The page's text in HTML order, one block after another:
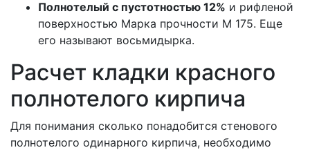
Полнотелый с пустотностью 12% и рифленой
поверхностью Марка прочности М 175. Еще
его называют восьмидырка.
Расчет кладки красного
полнотелого кирпича
Для понимания сколько понадобится стенового
полнотелого одинарного кирпича, необходимо